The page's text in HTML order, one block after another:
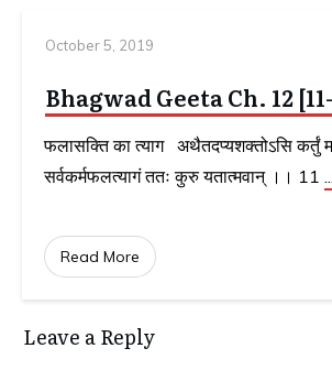
October 5, 2019
Bhagwad Geeta Ch. 12
फलासक्ति का त्याग अथैतदप्यशक्तोऽसि कर्तुं
सर्वकर्मफलत्यागं ततः कुरु यतात्मवान्‌ ।। 11 ...
Read More
Leave a Reply